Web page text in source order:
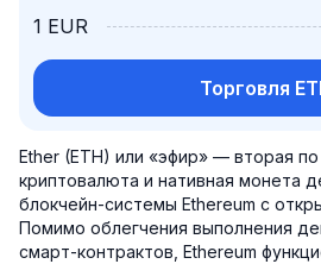
1 EUR
Торговля
Ether (ETH) или «эфир» — вторая
криптовалюта и нативная монета
блокчейн-системы Ethereum с
Помимо облегчения выполнения
смарт-контрактов, Ethereum